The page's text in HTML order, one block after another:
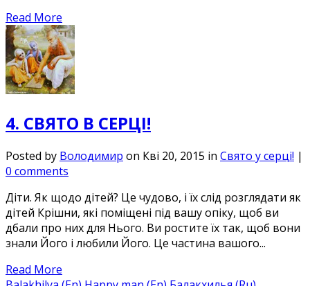
Read More
4. СВЯТО В СЕРЦІ!
Posted by Володимир on Кві 20, 2015 in Свято у серці! |
0 comments
Діти. Як щодо дітей? Це чудово, і їх слід розглядати як
дітей Крішни, які поміщені під вашу опіку, щоб ви
дбали про них для Нього. Ви ростите їх так, щоб вони
знали Його і любили Його. Це частина вашого...
Read More